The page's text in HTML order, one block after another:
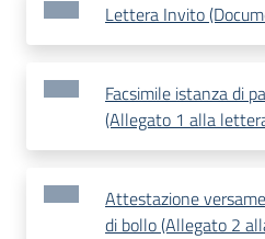
Lettera Invito
Facsimile istanza di
(Allegato 1 alla
Attestazione
di bollo (Allegato 2